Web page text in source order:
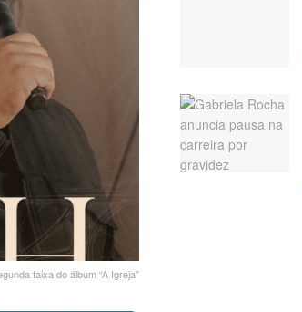
faixa do álbum “A Igreja"